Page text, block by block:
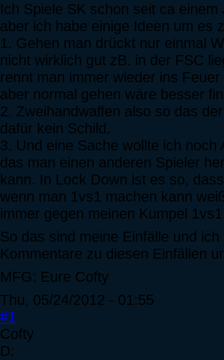
Ich Spiele SK schon seit ca
aber ich habe einige Ideen um es
1. Gehen man drückt nur einmal
nicht wirklich gut zB. in der FSC
rennt man immer wieder ins
aber normal gehen wäre besser
2. Zweihandwaffen also so das
dafür kein Schild.
3. Und eine Sache wollte ich
das man einen anderen Spieler
kann. In Lock Down ist es so,
wenn man 1vs1 machen kann
immer gegen meinen Kumpel
So das sind meine Einfälle und
Kommentare zu diesen Einfällen
MFG: Eure Cofty
Thu, 05/24/2012 - 01:55
#1
Cofty
D: